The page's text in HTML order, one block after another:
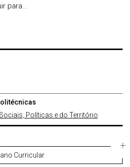
para...
Políticas e do Território
Curricular